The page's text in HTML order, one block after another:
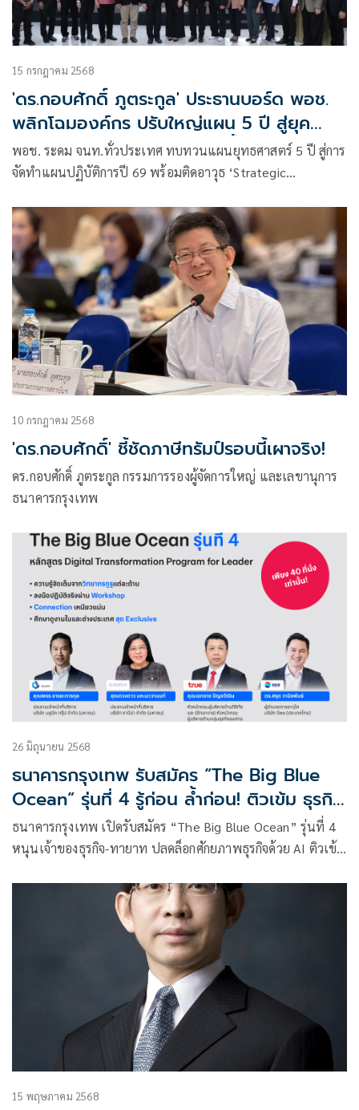
15 กรกฎาคม 2568
'ดร.กอบศักดิ์ ภูตระกูล' ประธานบอร์ด พอช.
พลิกโฉมองค์กร ปรับใหญ่แผน 5 ปี สู่ยุค
ดิจิทัล 'Customer Centric' ย้ำ "โลกเปลี่ยน
พอช.ต้องเปลี่ยน"
พอช. ระดม จนท.ทั่วประเทศ ทบทวนแผนยุทธศาสตร์ 5 ปี สู่การ
จัดทำแผนปฏิบัติการปี 69 พร้อมติดอาวุธ ‘Strategic
ไทยให้ ‘แข็งแกร่ง’ และ ‘ยั่งยืน’
10 กรกฎาคม 2568
'ดร.กอบศักดิ์' ชี้ชัดภาษีทรัมป์รอบนี้เผาจริง!
ดร.กอบศักดิ์ ภูตระกูล กรรมการรองผู้จัดการใหญ่ และเลขานุการ
ธนาคารกรุงเทพ
26 มิถุนายน 2568
ธนาคารกรุงเทพ รับสมัคร “The Big Blue
Ocean” รุ่นที่ 4 รู้ก่อน ล้ำก่อน! ติวเข้ม ธุรกิจ
ปลดล็อกศักยภาพด้วย AI
ธนาคารกรุงเทพ เปิดรับสมัคร “The Big Blue Ocean” รุ่นที่ 4
หนุนเจ้าของธุรกิจ-ทายาท ปลดล็อกศักยภาพธุรกิจด้วย AI ติวเข้ม
15 พฤษภาคม 2568